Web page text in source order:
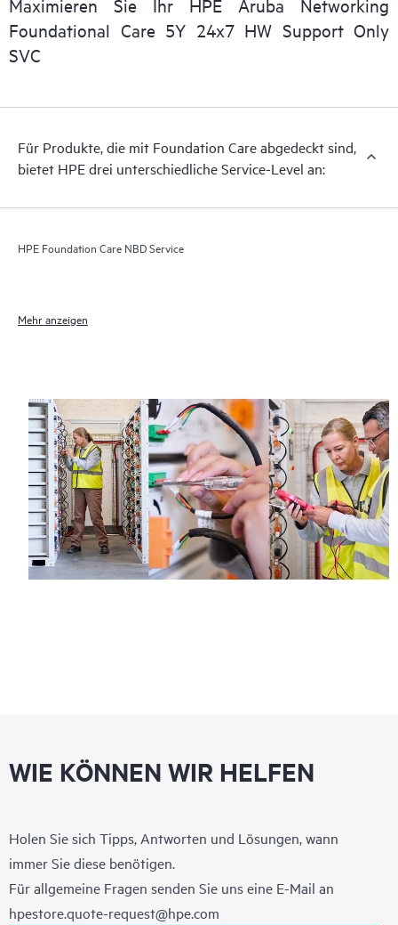
Maximieren Sie Ihr HPE Aruba Networking
Foundational Care 5Y 24x7 HW Support Only
SVC
Für Produkte, die mit Foundation Care abgedeckt sind,
bietet HPE drei unterschiedliche Service-Level an:
HPE Foundation Care NBD Service
Mehr anzeigen
WIE KÖNNEN WIR HELFEN
Holen Sie sich Tipps, Antworten und Lösungen, wann
immer Sie diese benötigen.
Für allgemeine Fragen senden Sie uns eine E-Mail an
hpestore.quote-request@hpe.com